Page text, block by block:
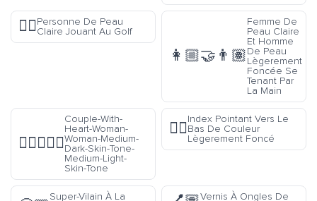
🏌🏻Personne De Peau
Claire Jouant Au Golf
👩🏼‍🤝‍👨🏽
Femme De
Peau Claire
Et Homme
De Peau
Lègerement
Foncée Se
Tenant Par
La Main
👩🏾‍❤️‍👩🏼
Couple-With-
Heart-Woman-
Woman-Medium-
Dark-Skin-Tone-
Medium-Light-
Skin-Tone
👇🏾
Index Pointant Vers Le
Bas De Couleur
Lègerement Foncé
Super-Vilain À La
Vernis À Ongles De